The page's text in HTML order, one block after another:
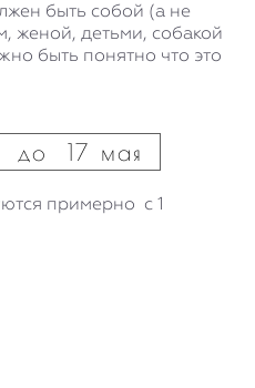
быть собой (а не
женой, детьми, собакой
быть понятно что это
до 17 мая
примерно с 1